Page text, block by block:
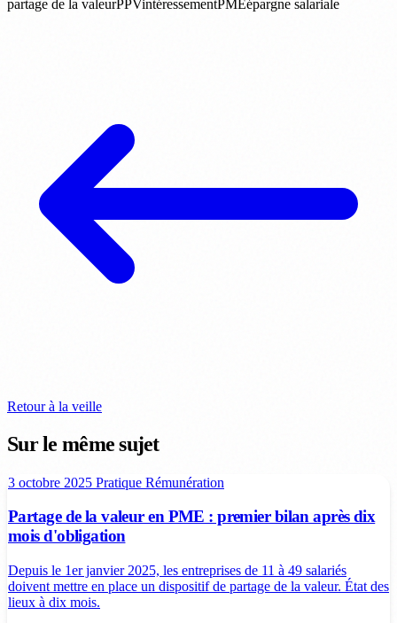
partage de la valeurPPVintéressementPMEépargne salariale
Retour à la veille
Sur le même sujet
3 octobre 2025 Pratique Rémunération
Partage de la valeur en PME : premier bilan après dix
mois d'obligation
Depuis le 1er janvier 2025, les entreprises de 11 à 49 salariés
doivent mettre en place un dispositif de partage de la valeur. État des
lieux à dix mois.